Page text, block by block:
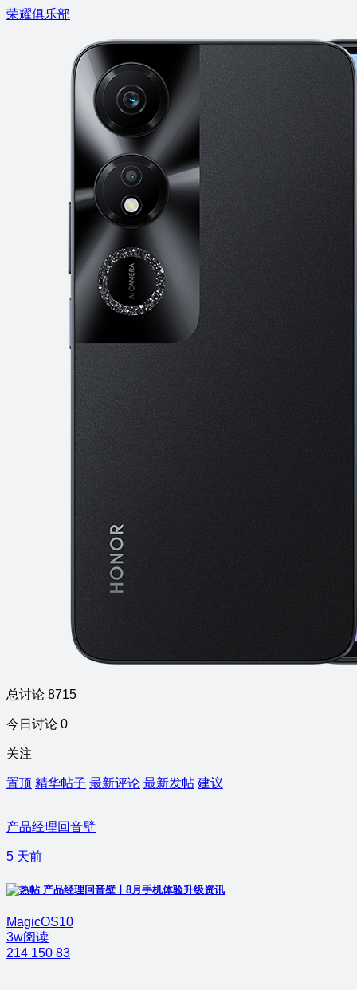
荣耀俱乐部
总讨论 8715
今日讨论 0
关注
置顶 精华帖子 最新评论 最新发帖 建议
产品经理回音壁
5 天前
产品经理回音壁丨8月手机体验升级资讯
MagicOS10
3w阅读
214 150 83